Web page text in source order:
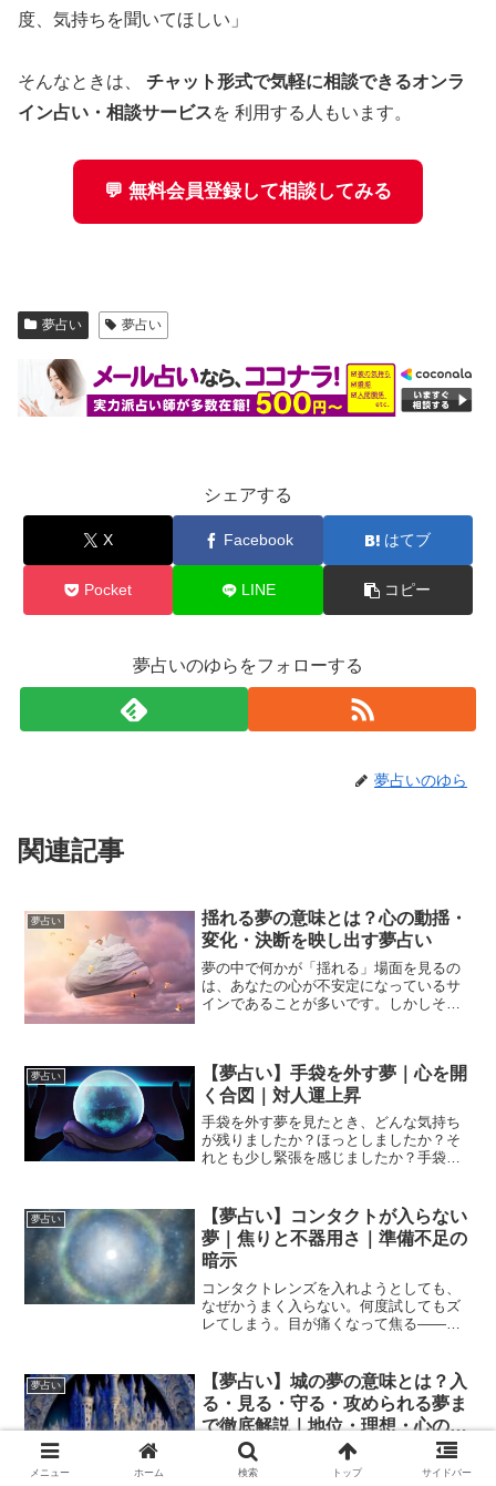
度、気持ちを聞いてほしい」
そんなときは、 チャット形式で気軽に相談できるオンラ
イン占い・相談サービスを 利用する人もいます。
💬 無料会員登録して相談してみる
夢占い 夢占い
シェアする
X Facebook はてブ
Pocket LINE コピー
夢占いのゆらをフォローする
夢占いのゆら
関連記事
夢占い
揺れる夢の意味とは？心の動揺・
変化・決断を映し出す夢占い
夢の中で何かが「揺れる」場面を見るの
は、あなたの心が不安定になっているサ
インであることが多いです。しかしそれ
機を象徴することが多いので...
夢占い
【夢占い】手袋を外す夢｜心を開
く合図｜対人運上昇
手袋を外す夢を見たとき、どんな気持ち
が残りましたか？ほっとしましたか？そ
れとも少し緊張を感じましたか？手袋は
ター”を象徴します。その手袋を外す夢
は、「心を開く準...
夢占い
【夢占い】コンタクトが入らない
夢｜焦りと不器用さ｜準備不足の
暗示
コンタクトレンズを入れようとしても、
なぜかうまく入らない。何度試してもズ
レてしまう。目が痛くなって焦る——。
ンタクトは「視界を整えるもの」。つま
り、物事をはっきり見るた...
夢占い
【夢占い】城の夢の意味とは？入
る・見る・守る・攻められる夢ま
で徹底解説｜地位・理想・心の防
衛サイン
城が出てくる夢って、なぜかスケールが
大きくて印象に残りませんか？遠くにそ
メニュー ホーム 検索 トップ サイドバー